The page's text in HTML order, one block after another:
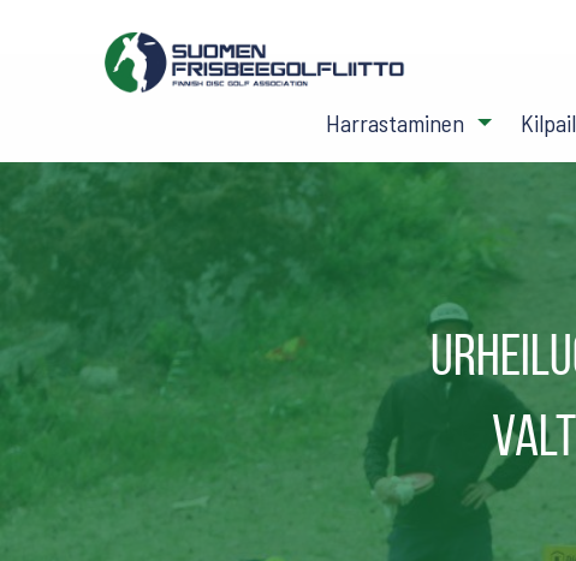
Harrastaminen